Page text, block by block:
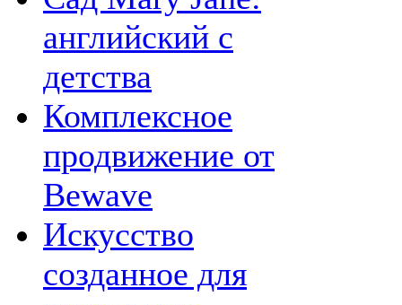
английский с
детства
Комплексное
продвижение от
Bewave
Искусство
созданное для